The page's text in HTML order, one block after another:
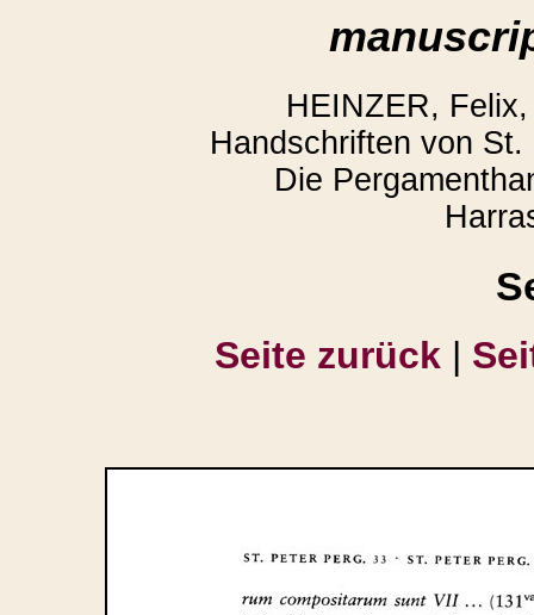
HEINZER,
Handschriften von
Die
Seite zurück |